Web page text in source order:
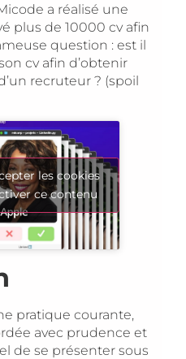
a réalisé une
plus de 10000 cv afin
question : est il
cv afin d’obtenir
recruteur ? (spoil
les cookies
ce contenu
pratique courante,
avec prudence et
de se présenter sous